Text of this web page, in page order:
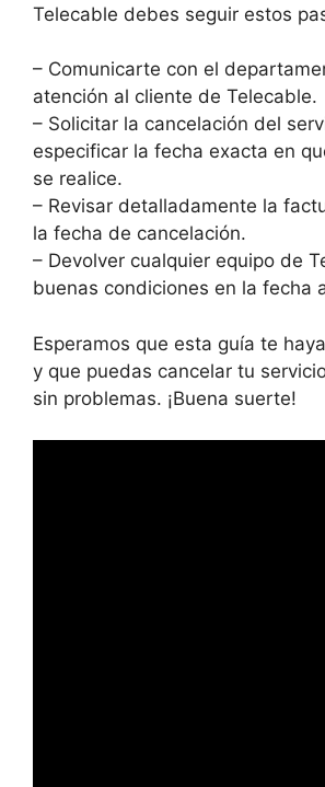
Telecable debes seguir estos
– Comunicarte con el
atención al cliente de Telecable.
– Solicitar la cancelación del
especificar la fecha exacta en
se realice.
– Revisar detalladamente la
la fecha de cancelación.
– Devolver cualquier equipo de
buenas condiciones en la fecha
Esperamos que esta guía te
y que puedas cancelar tu
sin problemas. ¡Buena suerte!